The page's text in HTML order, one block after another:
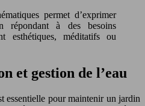
permet d’exprimer
répondant à des besoins
esthétiques, méditatifs ou
et gestion de l’eau
essentielle pour maintenir un jardin